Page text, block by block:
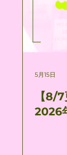
【8/
2026
5月15日